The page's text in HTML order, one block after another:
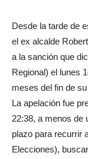
Desde la tarde de
el ex alcalde
a la sanción que
Regional) el lunes
meses del fin de
La apelación fue
22:38, a menos de
plazo para recurrir
Elecciones),